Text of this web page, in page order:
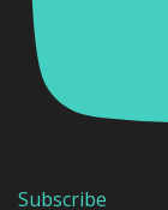
Subscribe